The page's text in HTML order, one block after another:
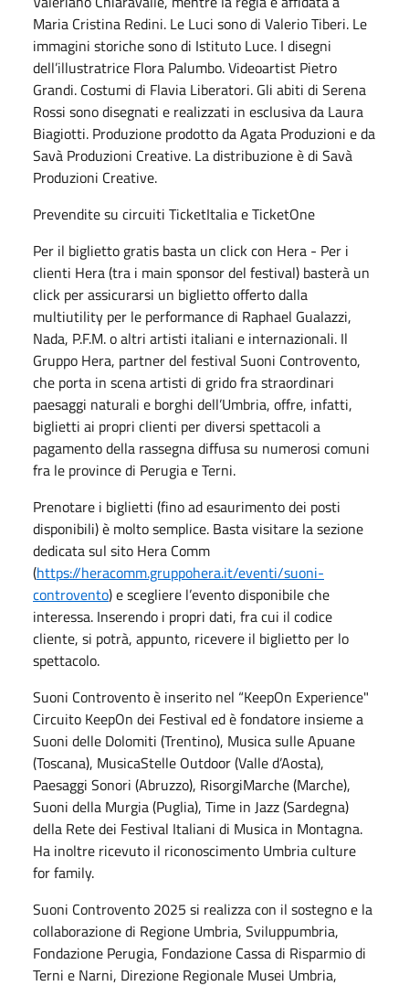
Maria Cristina Redini. Le Luci sono di Valerio Tiberi. Le
immagini storiche sono di Istituto Luce. I disegni
dell’illustratrice Flora Palumbo. Videoartist Pietro
Grandi. Costumi di Flavia Liberatori. Gli abiti di Serena
Rossi sono disegnati e realizzati in esclusiva da Laura
Biagiotti. Produzione prodotto da Agata Produzioni e da
Savà Produzioni Creative. La distribuzione è di Savà
Produzioni Creative.
Prevendite su circuiti TicketItalia e TicketOne
Per il biglietto gratis basta un click con Hera - Per i
clienti Hera (tra i main sponsor del festival) basterà un
click per assicurarsi un biglietto offerto dalla
multiutility per le performance di Raphael Gualazzi,
Nada, P.F.M. o altri artisti italiani e internazionali. Il
Gruppo Hera, partner del festival Suoni Controvento,
che porta in scena artisti di grido fra straordinari
paesaggi naturali e borghi dell’Umbria, offre, infatti,
biglietti ai propri clienti per diversi spettacoli a
pagamento della rassegna diffusa su numerosi comuni
fra le province di Perugia e Terni.
Prenotare i biglietti (fino ad esaurimento dei posti
disponibili) è molto semplice. Basta visitare la sezione
dedicata sul sito Hera Comm
(https://heracomm.gruppohera.it/eventi/suoni-
controvento) e scegliere l’evento disponibile che
interessa. Inserendo i propri dati, fra cui il codice
cliente, si potrà, appunto, ricevere il biglietto per lo
spettacolo.
Suoni Controvento è inserito nel “KeepOn Experience"
Circuito KeepOn dei Festival ed è fondatore insieme a
Suoni delle Dolomiti (Trentino), Musica sulle Apuane
(Toscana), MusicaStelle Outdoor (Valle d’Aosta),
Paesaggi Sonori (Abruzzo), RisorgiMarche (Marche),
Suoni della Murgia (Puglia), Time in Jazz (Sardegna)
della Rete dei Festival Italiani di Musica in Montagna.
Ha inoltre ricevuto il riconoscimento Umbria culture
for family.
Suoni Controvento 2025 si realizza con il sostegno e la
collaborazione di Regione Umbria, Sviluppumbria,
Fondazione Perugia, Fondazione Cassa di Risparmio di
Terni e Narni, Direzione Regionale Musei Umbria,